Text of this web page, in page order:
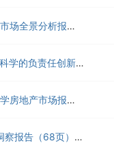
Newmark：2025年第二季度美国生命科学市场全景分析报告（英文版）（54页）.pdf
安远 AI&天津大学：2025年人工智能x生命科学的负责任创新报告（82页）.pdf
Newmark：2025年北加州（湾区）生命科学房地产市场报告（英文版）（22页）.pdf
戴德梁行：2025年中国生命科学核心趋势洞察报告（68页）.pdf